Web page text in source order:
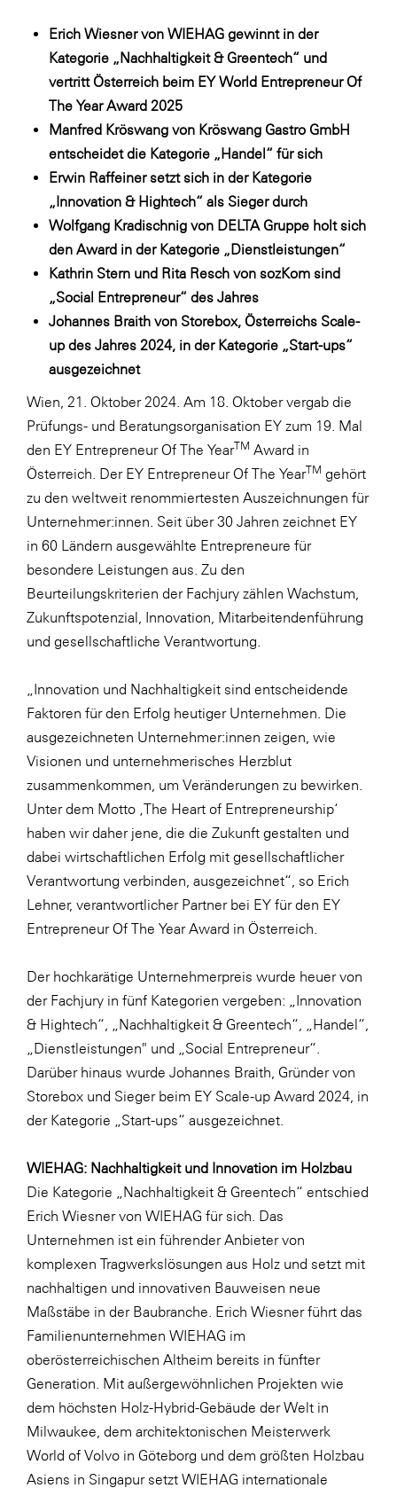
FRoSTA
FV Energierohstoff & Kraftstoff
Gardena
Gas Connect Austria
GBV - Verband gemeinnütziger
Bauvereinigungen
Getzner Werkstoffe
Heimat Österreich
ikp
Johnson & Johnson
JELD-WEN DANA
kosaplaner
LAT Nitrogen
Libro
Lidl Österreich
Die Menü-Manufaktur
OMV
OptimaMed
PAGRO
Primark
sebamed
SeneCura
SKINUANCE®
Somfy
STIHL Tirol
Trend Micro
TAG GmbH
VALETTA
Verband Druck Medien Österreich
WKS Fachgruppe Fahrzeughandel und
Fahrzeugtechnik
WKS Fachgruppe Finanzdienstleister
WK UBIT
Zühlke
Media
Erich Wiesner von WIEHAG gewinnt in der
Kategorie „Nachhaltigkeit & Greentech“ und
vertritt Österreich beim EY World Entrepreneur Of
The Year Award 2025
Manfred Kröswang von Kröswang Gastro GmbH
entscheidet die Kategorie „Handel“ für sich
Erwin Raffeiner setzt sich in der Kategorie
„Innovation & Hightech“ als Sieger durch
Wolfgang Kradischnig von DELTA Gruppe holt sich
den Award in der Kategorie „Dienstleistungen“
Kathrin Stern und Rita Resch von sozKom sind
„Social Entrepreneur“ des Jahres
Johannes Braith von Storebox, Österreichs Scale-
up des Jahres 2024, in der Kategorie „Start-ups“
ausgezeichnet
Wien, 21. Oktober 2024. Am 18. Oktober vergab die
Prüfungs- und Beratungsorganisation EY zum 19. Mal
den EY Entrepreneur Of The YearTM Award in
Österreich. Der EY Entrepreneur Of The YearTM gehört
zu den weltweit renommiertesten Auszeichnungen für
Unternehmer:innen. Seit über 30 Jahren zeichnet EY
in 60 Ländern ausgewählte Entrepreneure für
besondere Leistungen aus. Zu den
Beurteilungskriterien der Fachjury zählen Wachstum,
Zukunftspotenzial, Innovation, Mitarbeitendenführung
und gesellschaftliche Verantwortung.
„Innovation und Nachhaltigkeit sind entscheidende
Faktoren für den Erfolg heutiger Unternehmen. Die
ausgezeichneten Unternehmer:innen zeigen, wie
Visionen und unternehmerisches Herzblut
zusammenkommen, um Veränderungen zu bewirken.
Unter dem Motto ‚The Heart of Entrepreneurship‘
haben wir daher jene, die die Zukunft gestalten und
dabei wirtschaftlichen Erfolg mit gesellschaftlicher
Verantwortung verbinden, ausgezeichnet“, so Erich
Lehner, verantwortlicher Partner bei EY für den EY
Entrepreneur Of The Year Award in Österreich.
Der hochkarätige Unternehmerpreis wurde heuer von
der Fachjury in fünf Kategorien vergeben: „Innovation
& Hightech“, „Nachhaltigkeit & Greentech“, „Handel“,
„Dienstleistungen" und „Social Entrepreneur“.
Darüber hinaus wurde Johannes Braith, Gründer von
Storebox und Sieger beim EY Scale-up Award 2024, in
der Kategorie „Start-ups“ ausgezeichnet.
WIEHAG: Nachhaltigkeit und Innovation im Holzbau
Die Kategorie „Nachhaltigkeit & Greentech“ entschied
Erich Wiesner von WIEHAG für sich. Das
Unternehmen ist ein führender Anbieter von
komplexen Tragwerkslösungen aus Holz und setzt mit
nachhaltigen und innovativen Bauweisen neue
Maßstäbe in der Baubranche. Erich Wiesner führt das
Familienunternehmen WIEHAG im
oberösterreichischen Altheim bereits in fünfter
Generation. Mit außergewöhnlichen Projekten wie
dem höchsten Holz-Hybrid-Gebäude der Welt in
Milwaukee, dem architektonischen Meisterwerk
World of Volvo in Göteborg und dem größten Holzbau
Asiens in Singapur setzt WIEHAG internationale